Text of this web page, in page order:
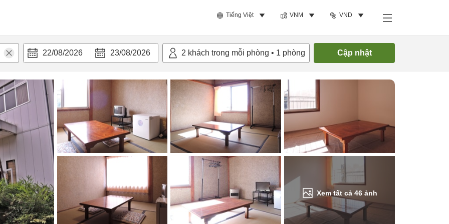
Tiếng Việt VNM VND
22/08/2026 23/08/2026 2 khách trong mỗi phòng • 1 phòng Cập nhật
Xem tất cả46 ảnh
nghi Tìm phòng trống